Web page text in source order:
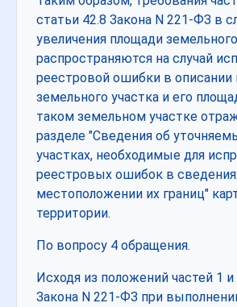
статьи 42.8 Закона N 221-ФЗ в
увеличения площади
распространяются на случай
реестровой ошибки в описании
земельного участка и его
таком земельном участке
разделе "Сведения об
участках, необходимые для
реестровых ошибок в
местоположении их границ"
территории.
По вопросу 4 обращения.
Исходя из положений частей 1 и
Закона N 221-ФЗ при